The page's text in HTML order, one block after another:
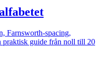
Farnsworth-spacing,
praktisk guide från noll till 20